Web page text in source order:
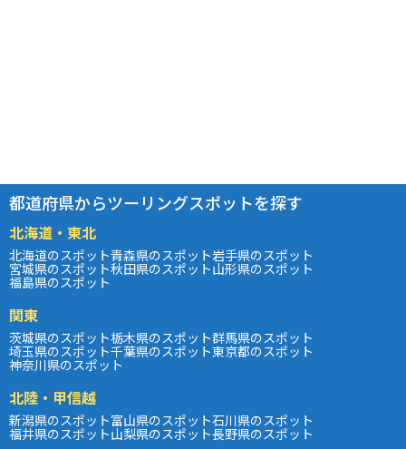
都道府県からツーリングスポットを探す
北海道・東北
北海道のスポット青森県のスポット岩手県のスポット
宮城県のスポット秋田県のスポット山形県のスポット
福島県のスポット
関東
茨城県のスポット栃木県のスポット群馬県のスポット
埼玉県のスポット千葉県のスポット東京都のスポット
神奈川県のスポット
北陸・甲信越
新潟県のスポット富山県のスポット石川県のスポット
福井県のスポット山梨県のスポット長野県のスポット